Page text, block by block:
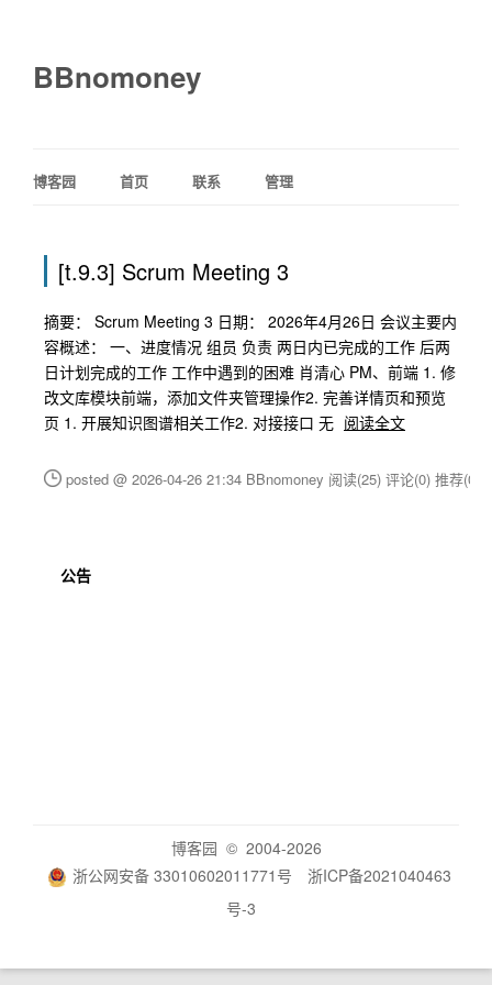
BBnomoney
博客园 首页 联系 管理
[t.9.3] Scrum Meeting 3
摘要： Scrum Meeting 3 日期： 2026年4月26日 会议主要内
容概述： 一、进度情况 组员 负责 两日内已完成的工作 后两
日计划完成的工作 工作中遇到的困难 肖清心 PM、前端 1. 修
改文库模块前端，添加文件夹管理操作2. 完善详情页和预览
页 1. 开展知识图谱相关工作2. 对接接口 无 阅读全文
posted @ 2026-04-26 21:34 BBnomoney 阅读(25) 评论(0) 推荐(0)
公告
博客园 © 2004-2026
浙公网安备 33010602011771号
浙ICP备2021040463
号-3